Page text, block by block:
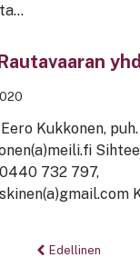
Kukkonen,
732 797,
Edellinen